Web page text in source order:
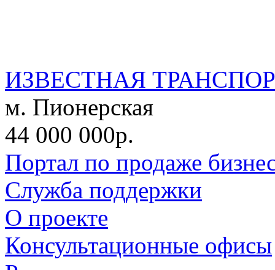
ИЗВЕСТНАЯ
м. Пионерская
44 000 000р.
Портал по продаже
Служба поддержки
О проекте
Консультационные офисы